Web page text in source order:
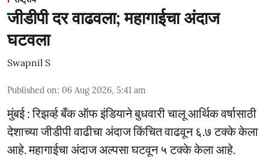
जीडीपी दर वाढवला; महागाईचा अंदाज
घटवला
Swapnil S
Published on: 06 Aug 2026, 5:41 am
मुंबई : रिझर्व्ह बँक ऑफ इंडियाने बुधवारी चालू आर्थिक वर्षासाठी
देशाच्या जीडीपी वाढीचा अंदाज किंचित वाढवून ६.७ टक्के केला
आहे. महागाईचा अंदाज अल्पसा घटवून ५ टक्के केला आहे.